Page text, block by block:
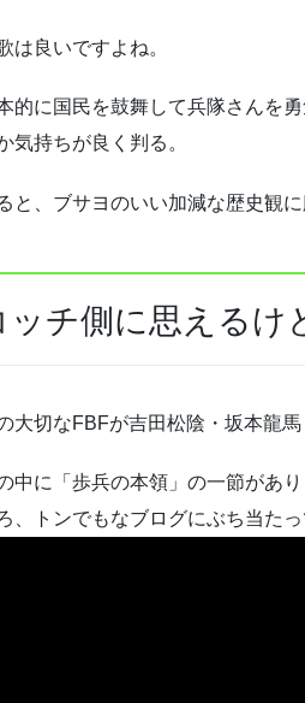
は良いですよね。
的に国民を鼓舞して兵隊さんを
気持ちが良く判る。
と、ブサヨのいい加減な歴史観に
ッチ側に思えるけ
大切なFBFが吉田松陰・坂本龍
中に「歩兵の本領」の一節があ
、トンでもなブログにぶち当たっ